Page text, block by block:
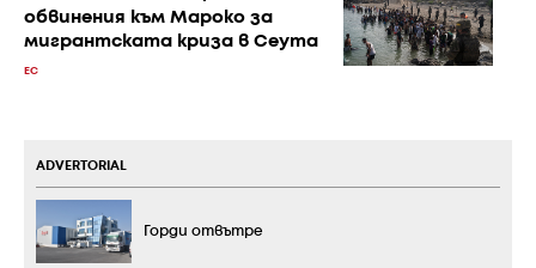
обвинения към Мароко за
мигрантската криза в Сеута
ЕС
ADVERTORIAL
Горди отвътре